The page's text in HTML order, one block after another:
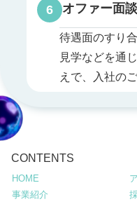
6 オファー面談
待遇面のすり
見学などを通
えで、入社の
CONTENTS
HOME
事業紹介